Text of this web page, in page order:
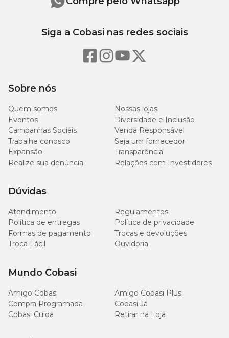
Sobre nós
Quem somos
Nossas lojas
Eventos
Diversidade e Inclusão
Campanhas Sociais
Venda Responsável
Trabalhe conosco
Seja um fornecedor
Expansão
Transparência
Realize sua denúncia
Relações com Investidores
Dúvidas
Atendimento
Regulamentos
Política de entregas
Política de privacidade
Formas de pagamento
Trocas e devoluções
Troca Fácil
Ouvidoria
Mundo Cobasi
Amigo Cobasi
Amigo Cobasi Plus
Compra Programada
Cobasi Já
Cobasi Cuida
Retirar na Loja
Siga a Cobasi nas redes sociais